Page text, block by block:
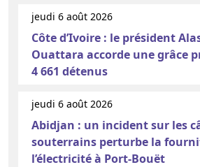
jeudi 6 août 2026
Côte d’Ivoire : le président
Ouattara accorde une grâce
4 661 détenus
jeudi 6 août 2026
Abidjan : un incident sur les
souterrains perturbe la
l’électricité à Port-Bouët